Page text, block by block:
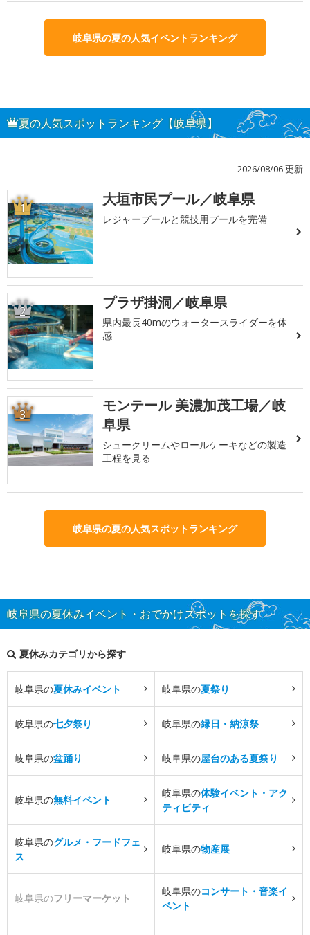
岐阜県の夏の人気イベントランキング
夏の人気スポットランキング【岐阜県】
2026/08/06 更新
1 大垣市民プール／岐阜県
レジャープールと競技用プールを完備
2 プラザ掛洞／岐阜県
県内最長40mのウォータースライダーを体
感
3
モンテール 美濃加茂工場／岐
阜県
シュークリームやロールケーキなどの製造
工程を見る
岐阜県の夏の人気スポットランキング
岐阜県の夏休みイベント・おでかけスポットを探す
夏休みカテゴリから探す
岐阜県の夏休みイベント 岐阜県の夏祭り
岐阜県の七夕祭り 岐阜県の縁日・納涼祭
岐阜県の盆踊り 岐阜県の屋台のある夏祭り
岐阜県の無料イベント
岐阜県の体験イベント・アク
ティビティ
岐阜県のグルメ・フードフェ
ス
岐阜県の物産展
岐阜県のフリーマーケット
岐阜県のコンサート・音楽イ
ベント